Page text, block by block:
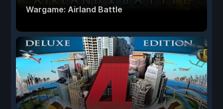
Wargame: Airland Battle